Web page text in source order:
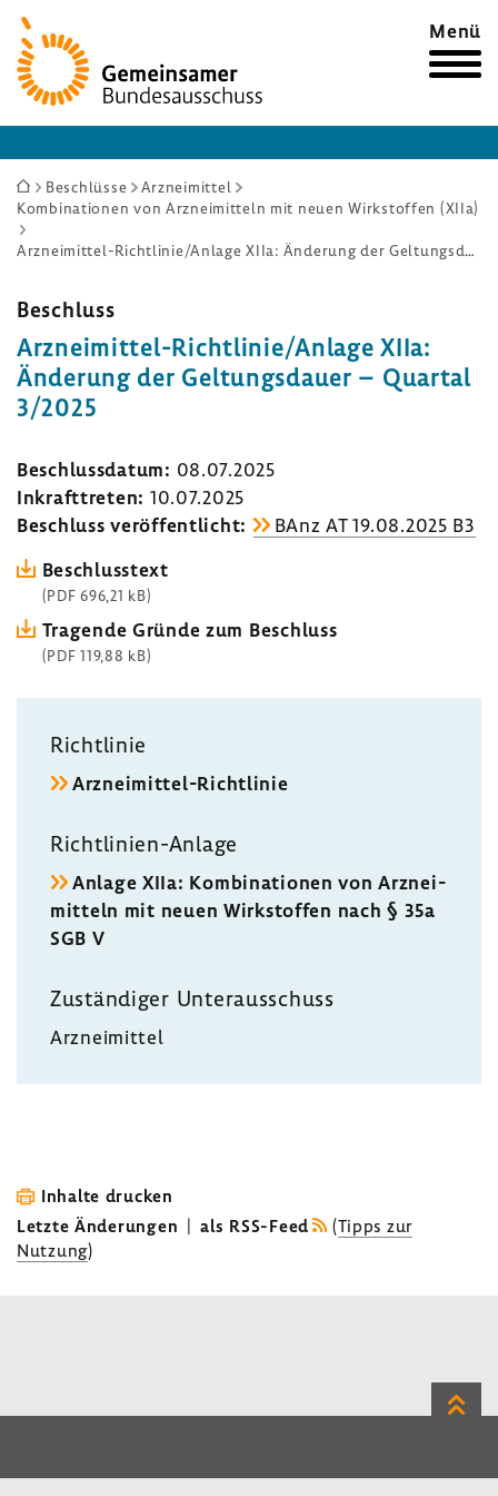
Zur
Startseite
Menü
Sie
sind
hier:
Beschlüsse
Arzneimittel
Kombinationen von Arzneimitteln mit neuen Wirkstoffen (XIIa)
Arzneimittel-Richtlinie/Anlage XIIa: Änderung der Geltungsdauer – Quartal 3/2025
Beschluss
Arzneimittel-​Richtlinie/Anlage XIIa:
Ände­rung der Geltungs­dauer – Quartal
3/2025
Beschluss­datum: 08.07.2025
Inkraft­treten: 10.07.2025
Beschluss veröf­fent­licht:
BAnz AT 19.08.2025 B3
Beschluss­text
(PDF 696,21 kB)
Tragende Gründe zum Beschluss
(PDF 119,88 kB)
Richt­linie
Arzneimittel-​Richtlinie
Richtlinien-​Anlage
Anlage XIIa: Kombi­na­tionen von Arznei­
mit­teln mit neuen Wirk­stoffen nach § 35a
SGB V
Zustän­diger Unter­aus­schuss
Arznei­mittel
Inhalte drucken
Letzte Änderungen | als RSS-Feed (Tipps zur
Nutzung)
Zum